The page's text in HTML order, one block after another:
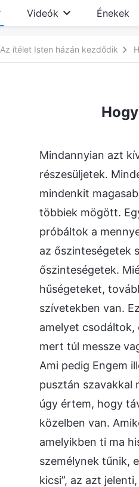
Videók Énekek
Az ítélet Isten házán kezdődik
Mindannyian azt
részesüljetek.
mindenkit
többiek mögött.
próbáltok a
az őszinteségetek
őszinteségetek.
hűségeteket,
szívetekben van.
amelyet
mert túl messze
Ami pedig Engem
pusztán szavakkal
úgy értem, hogy
közelben van.
amelyikben ti ma
személynek tűnik,
kicsi”, az azt